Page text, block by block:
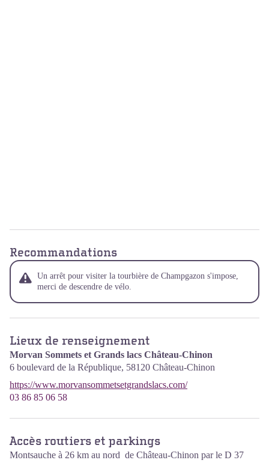
Recommandations
Un arrêt pour visiter la tourbière de Champgazon s'impose,
merci de descendre de vélo.
Lieux de renseignement
Morvan Sommets et Grands lacs Château-Chinon
6 boulevard de la République, 58120 Château-Chinon
https://www.morvansommetsetgrandslacs.com/
03 86 85 06 58
Accès routiers et parkings
Montsauche à 26 km au nord de Château-Chinon par le D 37